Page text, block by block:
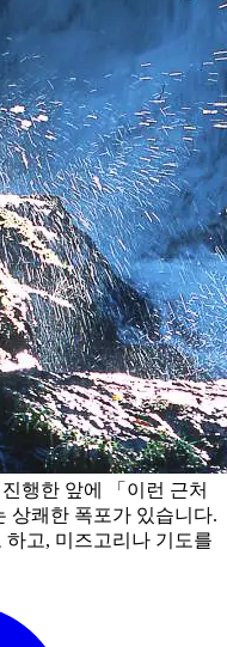
행한 앞에 「이런 근처
상쾌한 폭포가 있습니다.
고, 미즈고리나 기도를